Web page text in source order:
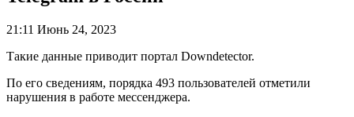
21:11 Июнь 24, 2023
Такие данные приводит портал Downdetector.
По его сведениям, порядка 493 пользователей отметили
нарушения в работе мессенджера.